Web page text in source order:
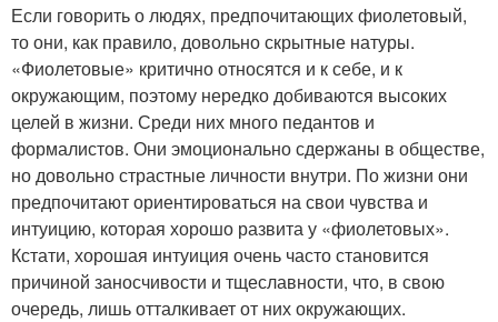
Если говорить о людях, предпочитающих фиолетовый,
то они, как правило, довольно скрытные натуры.
«Фиолетовые» критично относятся и к себе, и к
окружающим, поэтому нередко добиваются высоких
целей в жизни. Среди них много педантов и
формалистов. Они эмоционально сдержаны в обществе,
но довольно страстные личности внутри. По жизни они
предпочитают ориентироваться на свои чувства и
интуицию, которая хорошо развита у «фиолетовых».
Кстати, хорошая интуиция очень часто становится
причиной заносчивости и тщеславности, что, в свою
очередь, лишь отталкивает от них окружающих.